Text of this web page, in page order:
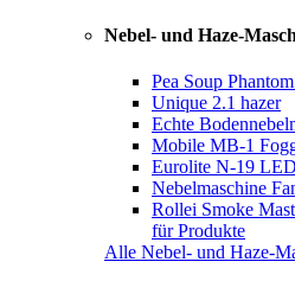
Nebel- und Haze-
Pea Soup
Unique 2.1 hazer
Echte
Mobile MB-1
Eurolite N-19
Nebelmaschine
Rollei Smoke
für Produkte
Alle Nebel- und Haze-